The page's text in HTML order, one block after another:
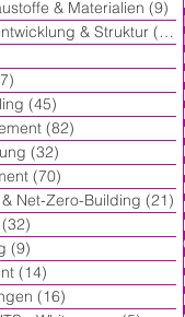
& Materialien (9)
& Struktur (60)
(45)
(82)
(32)
(70)
Net-Zero-Building (21)
(32)
(9)
(14)
(16)